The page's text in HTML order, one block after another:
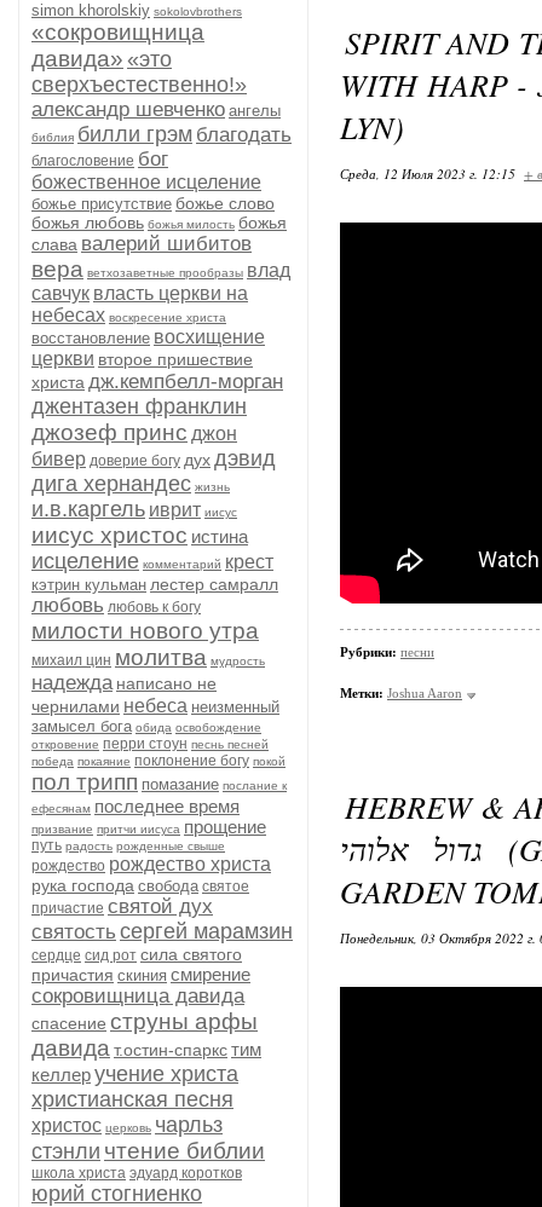
simon khorolskiy sokolovbrothers
«сокровищница
давида» «это
сверхъестественно!»
александр шевченко ангелы
библия билли грэм благодать
благословение бог
божественное исцеление
божье присутствие божье слово
божья любовь божья милость божья
слава валерий шибитов
вера ветхозаветные прообразы влад
савчук власть церкви на
небесах воскресение христа
восстановление восхищение
церкви второе пришествие
христа дж.кемпбелл-морган
джентазен франклин
джозеф принс джон
бивер доверие богу духдэвид
дига хернандес жизнь
и.в.каргель иврит иисус
иисус христос истина
исцеление комментарий крест
кэтрин кульман лестер самралл
любовь любовь к богу
милости нового утра
михаил цин молитва мудрость
надежда написано не
чернилами небеса неизменный
замысел бога обида освобождение
откровение перри стоун песнь песней
победа покаяние поклонение богу покой
пол трипп помазание послание к
ефесянам последнее время
призвание притчи иисуса прощение
путь радость рожденные свыше
рождество рождество христа
рука господа свобода святое
причастие святой дух
святость сергей марамзин
сердце сид рот сила святого
причастия скиния смирение
сокровищница давида
спасение струны арфы
давида т.остин-спаркстим
келлеручение христа
христианская песня
христос церковь чарльз
стэнли чтение библии
школа христа эдуард коротков
юрий стогниенко
SPIRIT AND
WITH HARP -
LYN)
Среда, 12 Июля 2023 г. 12:15 +
Рубрики: песни
Метки: Joshua Aaron
HEBREW &
גדול אלוהי (GADOL ELOHAI) LIVE AT THE
GARDEN
Понедельник, 03 Октября 2022